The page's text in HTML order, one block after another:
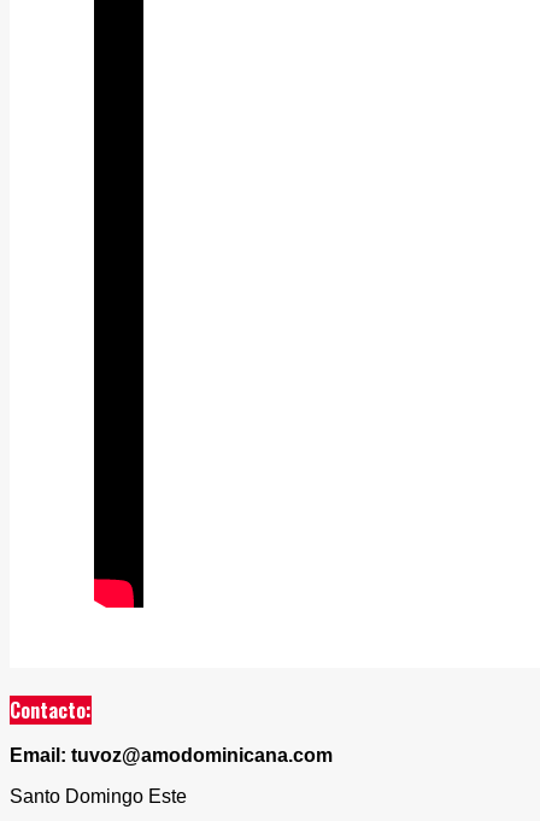
Contacto:
Email: tuvoz@amodominicana.com
Santo Domingo Este